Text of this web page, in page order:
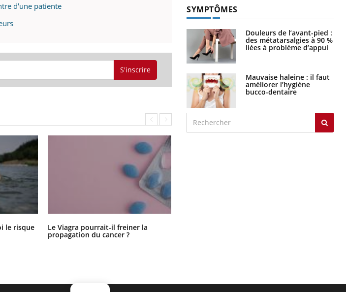
d'une patiente
S'inscrire
le risque Le Viagra pourrait-il freiner la
propagation du cancer ?
SYMPTÔMES
Douleurs de l’avant-pied :
des métatarsalgies à 90 %
liées à problème d’appui
Mauvaise haleine : il faut
améliorer l’hygiène
bucco-dentaire